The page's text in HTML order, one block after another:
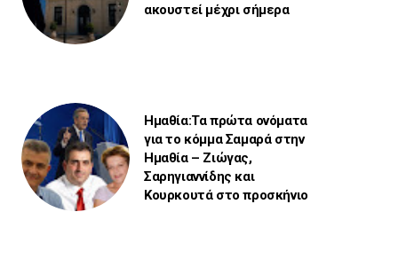
ακουστεί μέχρι σήμερα
Ημαθία:Τα πρώτα ονόματα
για το κόμμα Σαμαρά στην
Ημαθία – Ζιώγας,
Σαρηγιαννίδης και
Κουρκουτά στο προσκήνιο